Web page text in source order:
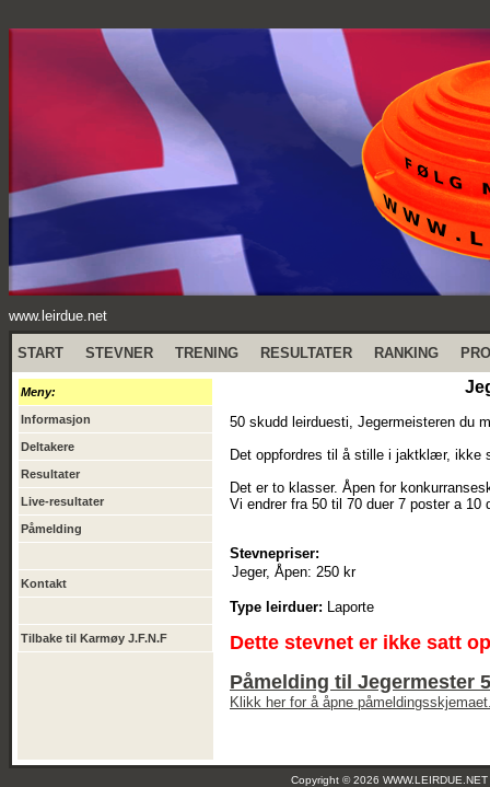
www.leirdue.net
START STEVNER TRENING RESULTATER RANKING
Meny:
Informasjon
Deltakere
Resultater
Live-resultater
Påmelding
Kontakt
Tilbake til Karmøy J.F.N.F
50 skudd leirduesti, Jegermeisteren du
Det oppfordres til å stille i jaktklær, ikke
Det er to klasser. Åpen for
Vi endrer fra 50 til 70 duer 7 poster a
Stevnepriser:
Jeger, Åpen: 250 kr
Type leirduer: Laporte
Dette stevnet er ikke satt
Påmelding til Jegermester
Klikk her for å åpne
Copyright © 2026